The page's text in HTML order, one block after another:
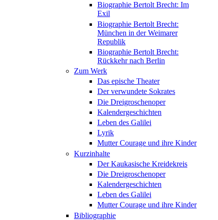
Biographie Bertolt Brecht: Im
Exil
Biographie Bertolt Brecht:
München in der Weimarer
Republik
Biographie Bertolt Brecht:
Rückkehr nach Berlin
Zum Werk
Das epische Theater
Der verwundete Sokrates
Die Dreigroschenoper
Kalendergeschichten
Leben des Galilei
Lyrik
Mutter Courage und ihre Kinder
Kurzinhalte
Der Kaukasische Kreidekreis
Die Dreigroschenoper
Kalendergeschichten
Leben des Galilei
Mutter Courage und ihre Kinder
Bibliographie